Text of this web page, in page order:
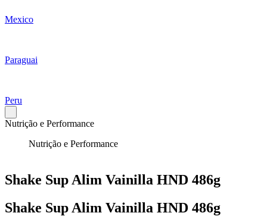
Mexico
Paraguai
Peru
Nutrição e Performance
Nutrição e Performance
Shake Sup Alim Vainilla HND 486g
Shake Sup Alim Vainilla HND 486g